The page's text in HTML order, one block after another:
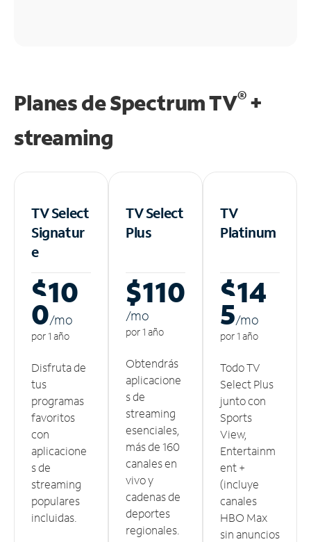
Planes de Spectrum TV®+
streaming
TV Select
Signatur
e
$10
0/mo
por 1 año
Disfruta de
tus
programas
favoritos
con
aplicacione
s de
streaming
populares
incluidas.
TV Select
Plus
$110
/mo
por 1 año
Obtendrás
aplicacione
s de
streaming
esenciales,
más de 160
canales en
vivo y
cadenas de
deportes
regionales.
TV
Platinum
$14
5/mo
por 1 año
Todo TV
Select Plus
junto con
Sports
View,
Entertainm
ent +
(incluye
canales
HBO Max
sin anuncios